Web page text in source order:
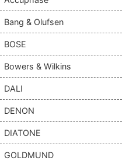
Bang & Olufsen
BOSE
Bowers & Wilkins
DALI
DENON
DIATONE
GOLDMUND